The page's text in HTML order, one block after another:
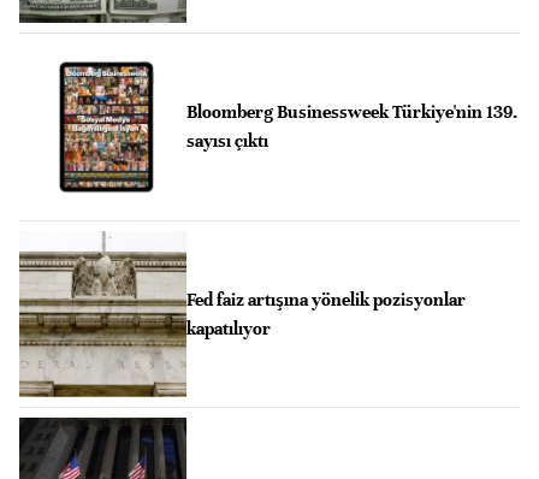
Bloomberg Businessweek Türkiye'nin 139.
sayısı çıktı
Fed faiz artışına yönelik pozisyonlar
kapatılıyor